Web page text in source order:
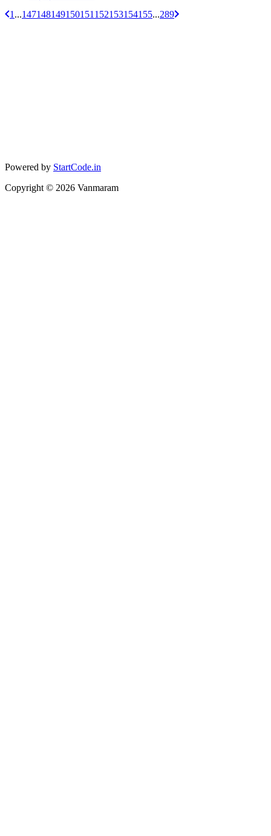
1 ...147148149150151 152153154155...289
Powered by StartCode.in
Copyright © 2026 Vanmaram